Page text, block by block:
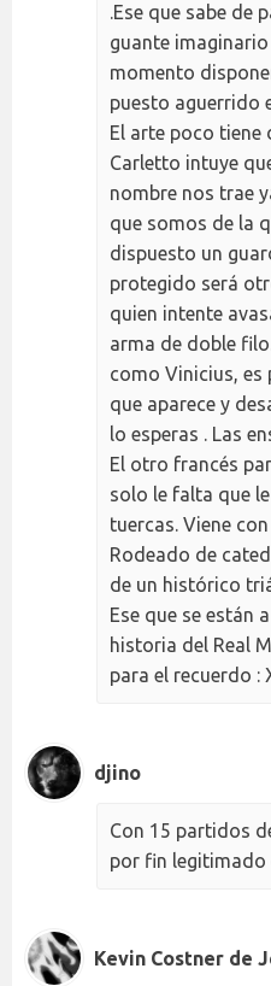
.Ese que sabe de
guante
momento
puesto aguerrido
El arte poco tiene
Carletto intuye
nombre nos trae
que somos de la
dispuesto un
protegido será
quien intente
arma de doble
como Vinicius, es
que aparece y
lo esperas . Las
El otro francés
solo le falta que
tuercas. Viene
Rodeado de
de un histórico
Ese que se están
historia del Real
para el recuerdo :
djino
Con 15 partidos
por fin legitimado
Kevin Costner de